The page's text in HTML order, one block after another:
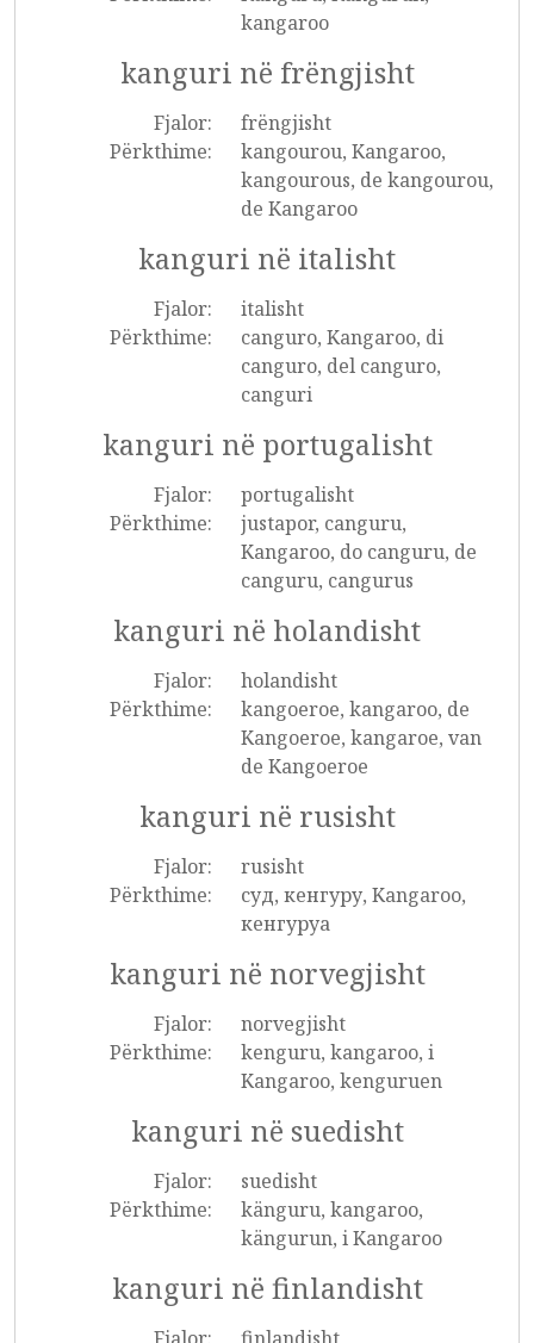
kangaroo
kanguri në frëngjisht
Fjalor:
frëngjisht
Përkthime:
kangourou, Kangaroo,
kangourous, de kangourou,
de Kangaroo
kanguri në italisht
Fjalor:
italisht
Përkthime:
canguro, Kangaroo, di
canguro, del canguro,
canguri
kanguri në portugalisht
Fjalor:
portugalisht
Përkthime:
justapor, canguru,
Kangaroo, do canguru, de
canguru, cangurus
kanguri në holandisht
Fjalor:
holandisht
Përkthime:
kangoeroe, kangaroo, de
Kangoeroe, kangaroe, van
de Kangoeroe
kanguri në rusisht
Fjalor:
rusisht
Përkthime:
суд, кенгуру, Kangaroo,
кенгуруа
kanguri në norvegjisht
Fjalor:
norvegjisht
Përkthime:
kenguru, kangaroo, i
Kangaroo, kenguruen
kanguri në suedisht
Fjalor:
suedisht
Përkthime:
känguru, kangaroo,
kängurun, i Kangaroo
kanguri në finlandisht